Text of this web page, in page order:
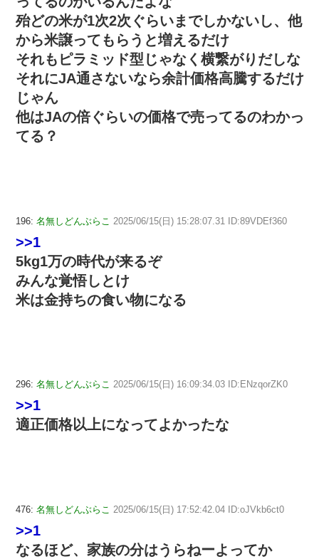
殆どの米が1次2次ぐらいまでしかないし、他
から米譲ってもらうと増えるだけ
それもピラミッド型じゃなく横繋がりだしな
それにJA通さないなら余計価格高騰するだけ
じゃん
他はJAの倍ぐらいの価格で売ってるのわかっ
てる？
196: 名無しどんぶらこ 2025/06/15(日) 15:28:07.31 ID:89VDEf360
>>1
5kg1万の時代が来るぞ
みんな覚悟しとけ
米は金持ちの食い物になる
296: 名無しどんぶらこ 2025/06/15(日) 16:09:34.03 ID:ENzqorZK0
>>1
適正価格以上になってよかったな
476: 名無しどんぶらこ 2025/06/15(日) 17:52:42.04 ID:oJVkb6ct0
>>1
なるほど、家族の分はうらねーよってか